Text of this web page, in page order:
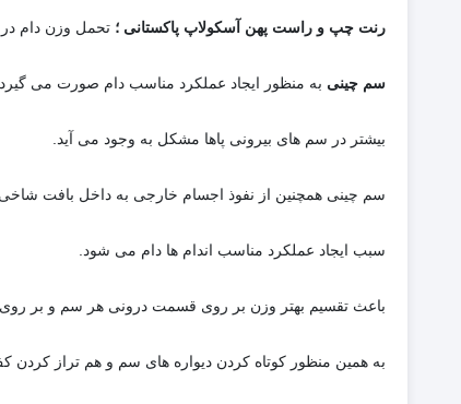
رنت چپ و راست پهن آسکولاپ پاکستانی ؛ تحمل وزن دام
سم چینی به منظور ایجاد عملکرد مناسب دام صورت می گیرد.
بیشتر در سم های بیرونی پاها مشکل به وجود می آید.
سم چینی همچنین از نفوذ اجسام خارجی به داخل بافت
سبب ایجاد عملکرد مناسب اندام ها دام می شود.
باعث تقسیم بهتر وزن بر روی قسمت درونی هر سم و بر
به همین منظور کوتاه کردن دیواره های سم و هم تراز